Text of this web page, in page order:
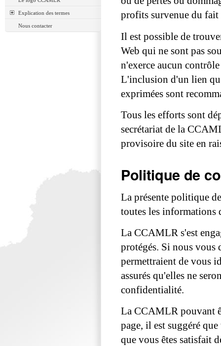
Explication des termes
Nous contacter
profits survenue du fait
Il est possible de
Web qui ne sont pas
n'exerce aucun
L'inclusion d'un lien
exprimées sont
Tous les efforts sont
secrétariat de la
provisoire du site en
Politique de
La présente politique
toutes les informations
La CCAMLR s'est
protégés. Si nous
permettraient de vous
assurés qu'elles ne
confidentialité.
La CCAMLR pouvant
page, il est suggéré
que vous êtes satisfait